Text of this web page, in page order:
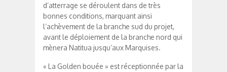
d’atterrage se déroulent dans de très
bonnes conditions, marquant ainsi
l’achèvement de la branche sud du projet,
avant le déploiement de la branche nord qui
mènera Natitua jusqu’aux Marquises.
« La Golden bouée » est réceptionnée par la